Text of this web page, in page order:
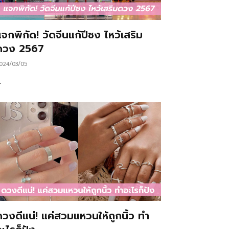
กพิกัด! วัดจีนแก้ปีชง ไหว้เสริม
ง 2567
03/05
งดีแน่! แค่สวมแหวนให้ถูกนิ้ว ทำ